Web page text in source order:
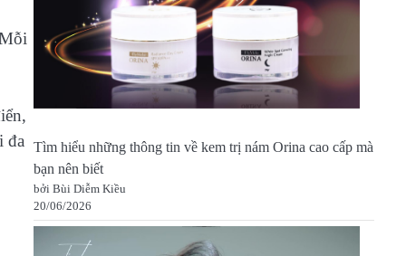
đa
Tìm hiểu những thông tin về kem trị nám Orina cao cấp mà
bạn nên biết
bởi Bùi Diễm Kiều
20/06/2026